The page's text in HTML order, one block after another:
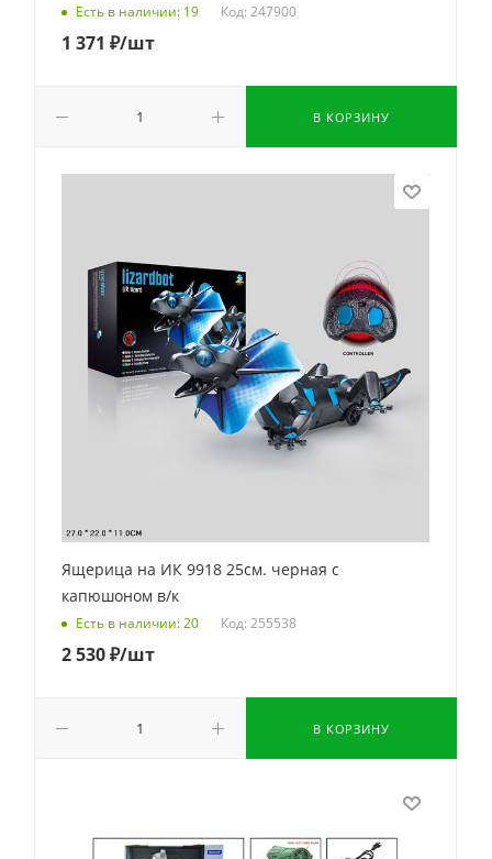
Есть в наличии: 19 Код: 247900
1 371 ₽/шт
В КОРЗИНУ
Ящерица на ИК 9918 25см. черная с
капюшоном в/к
Есть в наличии: 20 Код: 255538
2 530₽/шт
В КОРЗИНУ